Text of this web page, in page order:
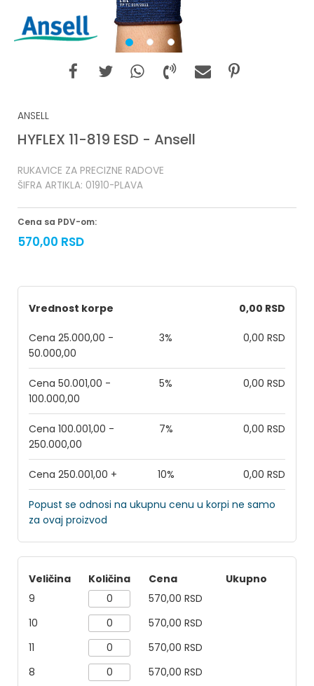
1 2 3
ANSELL
HYFLEX 11-819 ESD - Ansell
RUKAVICE ZA PRECIZNE RADOVE
ŠIFRA ARTIKLA: 01910-PLAVA
Cena sa PDV-om:
570,00 RSD
Vrednost korpe 0,00 RSD
Cena 25.000,00 -
50.000,00
3% 0,00 RSD
Cena 50.001,00 -
100.000,00
5% 0,00 RSD
Cena 100.001,00 -
250.000,00
7% 0,00 RSD
Cena 250.001,00 + 10% 0,00 RSD
Popust se odnosi na ukupnu cenu u korpi ne samo
za ovaj proizvod
Veličina Količina Cena
Ukupno
9
570,00 RSD
10
570,00 RSD
11
570,00 RSD
8
570,00 RSD